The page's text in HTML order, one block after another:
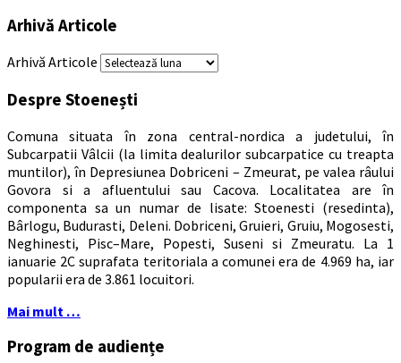
Arhivă Articole
Arhivă Articole
Despre Stoenești
Comuna situata în zona central-nordica a judetului, în
Subcarpatii Vâlcii (la limita dealurilor subcarpatice cu treapta
muntilor), în Depresiunea Dobriceni – Zmeurat, pe valea râului
Govora si a afluentului sau Cacova. Localitatea are în
componenta sa un numar de lisate: Stoenesti (resedinta),
Bârlogu, Budurasti, Deleni. Dobriceni, Gruieri, Gruiu, Mogosesti,
Neghinesti, Pisc–Mare, Popesti, Suseni si Zmeuratu. La 1
ianuarie 2C suprafata teritoriala a comunei era de 4.969 ha, iar
popularii era de 3.861 locuitori.
Mai mult …
Program de audiențe